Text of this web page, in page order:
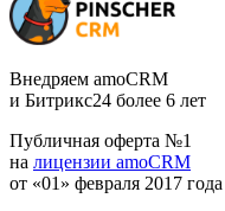
Внедряем amoCRM
и Битрикс24 более 6 лет
Публичная оферта №1
на лицензии amoCRM
от «01» февраля 2017 года